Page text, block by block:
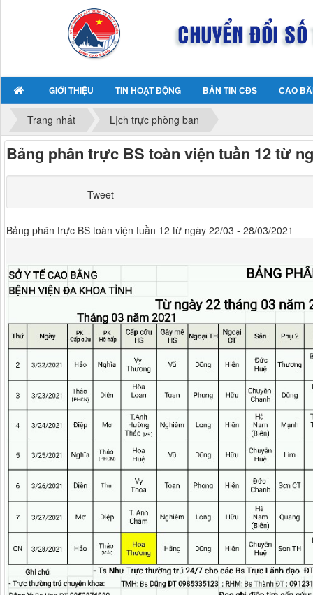
GIỚI THIỆU TIN HOẠT ĐỘNG BẢN TIN CĐS CAO
Trang nhất LỊch trực phòng ban
Bảng phân trực BS toàn viện tuần 12 từ
Tweet
Bảng phân trực BS toàn viện tuần 12 từ ngày 22/03 - 28/03/2021